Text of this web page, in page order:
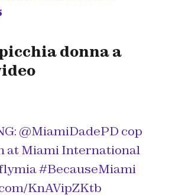
donna a
: @MiamiDadePD cop
at Miami International
#BecauseMiami
KnAVipZKtb